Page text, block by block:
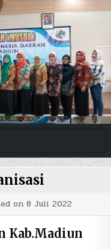
on 8 Juli 2022
Kab.Madiun